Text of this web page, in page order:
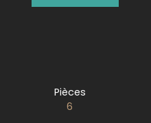
Pièces
6